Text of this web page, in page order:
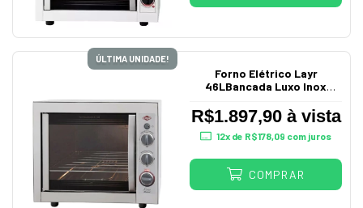
ÚLTIMA UNIDADE!
Forno Elétrico Layr
46LBancada Luxo Inox
R$1.897,90 à vista
12x de R$178,09 com juros
COMPRAR